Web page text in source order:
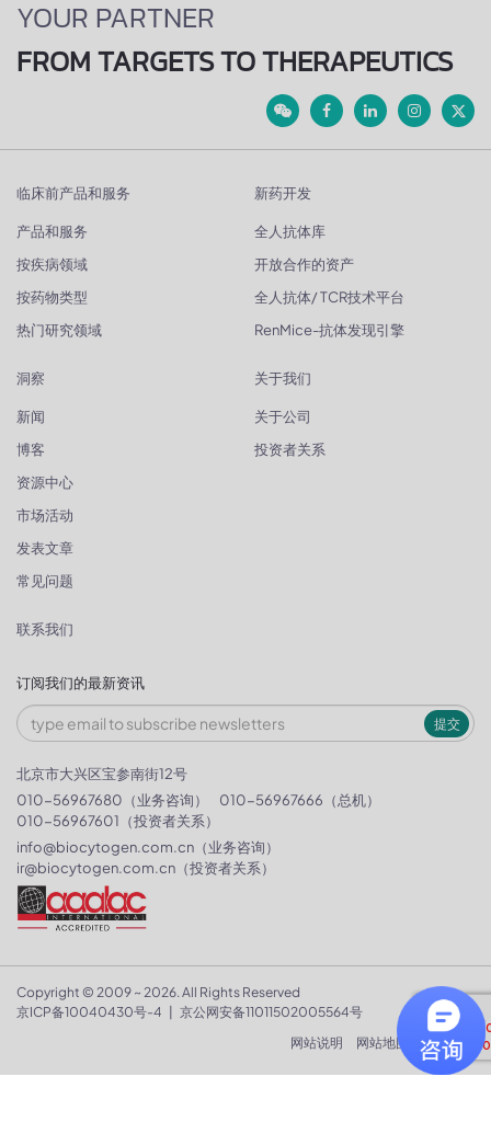
YOUR PARTNER
FROM TARGETS TO THERAPEUTICS
临床前产品和服务
产品和服务
按疾病领域
按药物类型
热门研究领域
新药开发
全人抗体库
开放合作的资产
全人抗体/ TCR技术平台
RenMice-抗体发现引擎
洞察
新闻
博客
资源中心
市场活动
发表文章
常见问题
关于我们
关于公司
投资者关系
联系我们
订阅我们的最新资讯
提交
北京市大兴区宝参南街12号
010-56967680（业务咨询）
010-56967666（总机）
010-56967601（投资者关系）
info@biocytogen.com.cn （业务咨询）
ir@biocytogen.com.cn （投资者关系）
Copyright © 2009 ~ 2026. All Rights Reserved
京ICP备10040430号-4 | 京公网安备11011502005564号
网站说明
网站地图 隐私政策